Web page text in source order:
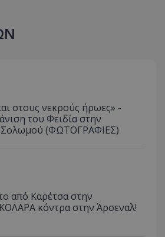
στους νεκρούς ήρωες» -
του Φειδία στην
(ΦΩΤΟΓΡΑΦΙΕΣ)
από Καρέτσα στην
κόντρα στην Άρσεναλ!